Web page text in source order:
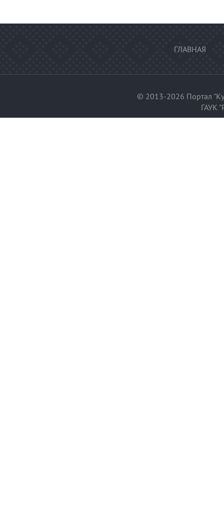
ГЛАВНАЯ
© 2013-2026 Портал
ГАУК